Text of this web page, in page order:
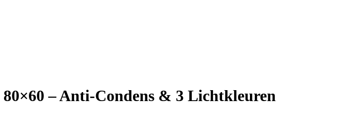
– Anti-Condens & 3 Lichtkleuren